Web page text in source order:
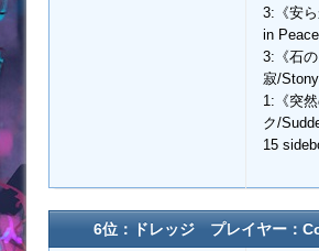
3:《安
in Peace
3:《石
寂/
1:《突
ク/
15
6位：ドレッジ プレイヤー：